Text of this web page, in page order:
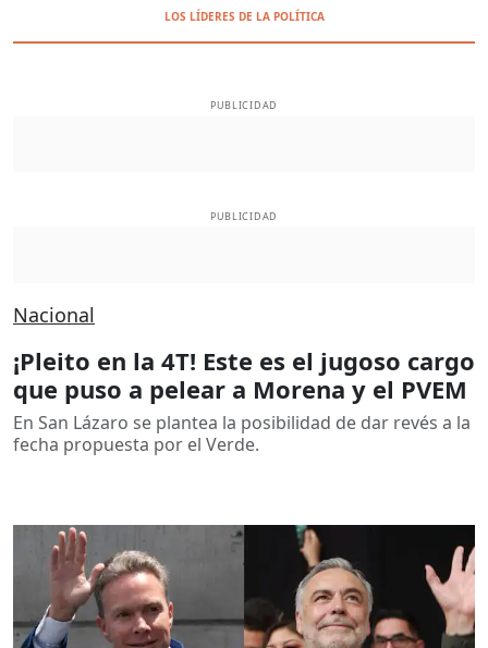
LOS LÍDERES DE LA POLÍTICA
PUBLICIDAD
PUBLICIDAD
Nacional
¡Pleito en la 4T! Este es el jugoso cargo
que puso a pelear a Morena y el PVEM
En San Lázaro se plantea la posibilidad de dar revés a la
fecha propuesta por el Verde.